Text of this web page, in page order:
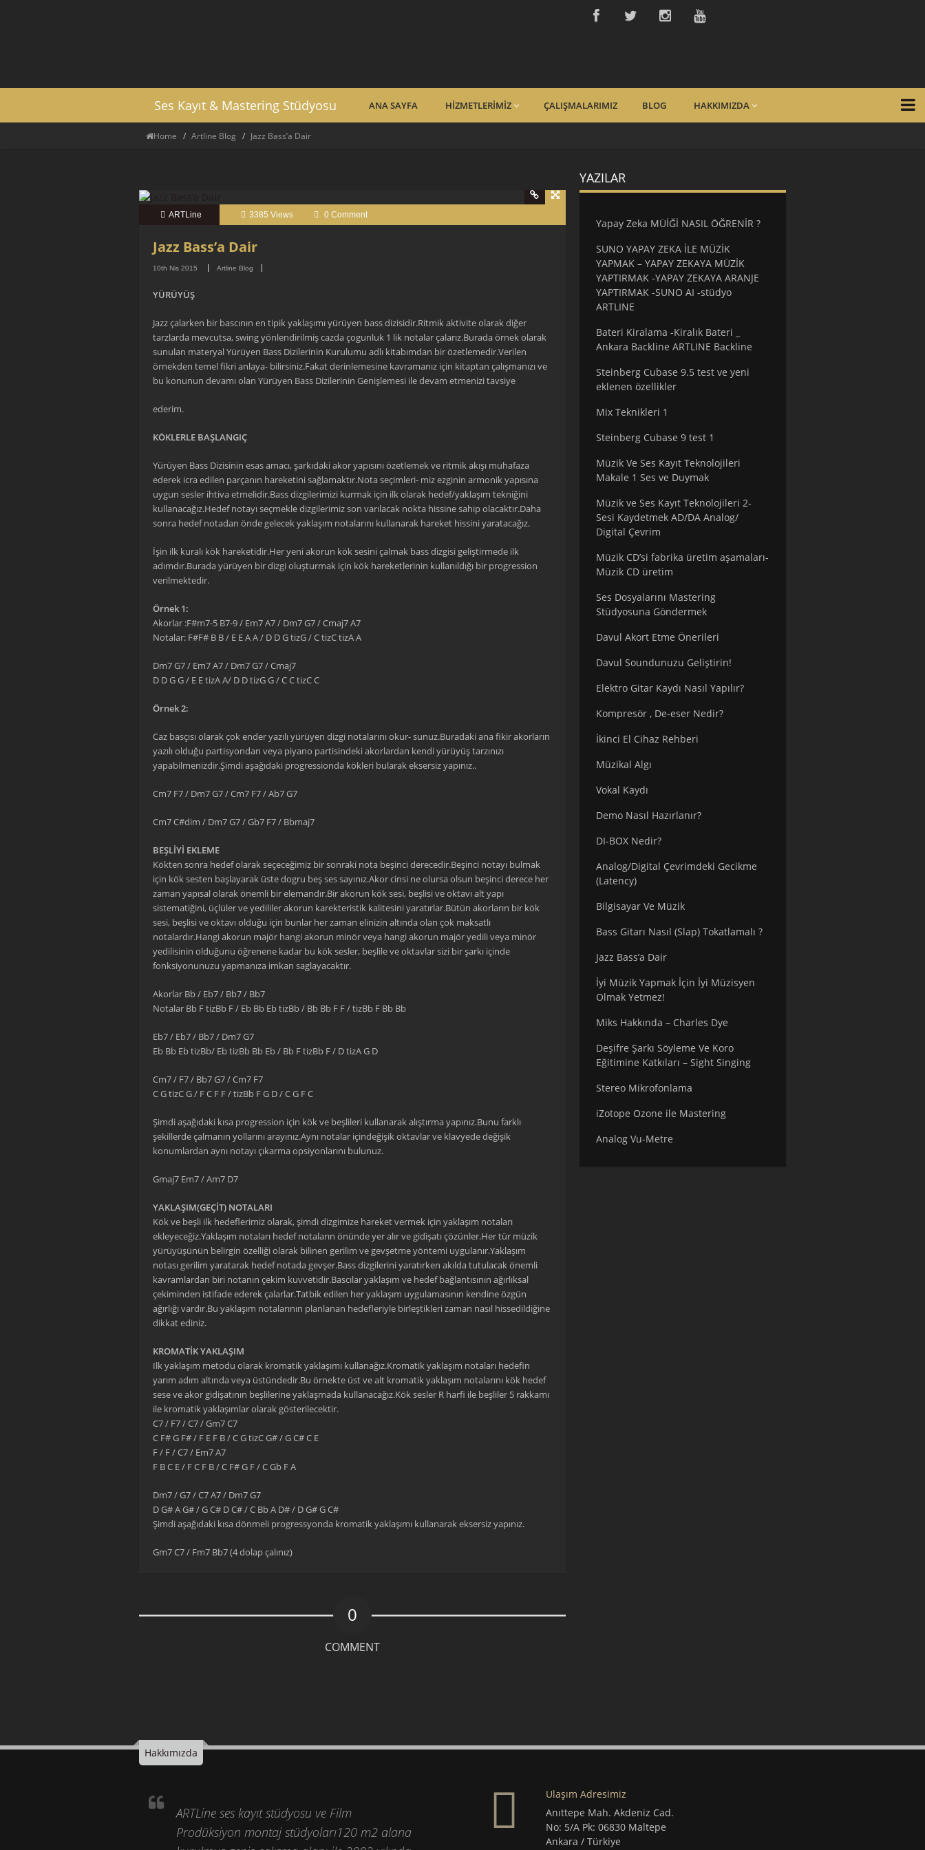
Ses Kayıt & Mastering Stüdyosu ANA SAYFA HIZMETLERIMIZ ÇALIŞMALARIMIZ BLOG HAKKIMIZDA
Home Artline Blog Jazz Bass’a Dair
ARTLine 3385 Views 0 Comment
Jazz Bass’a Dair
10th Nis 2015 Artline Blog
YÜRÜYÜŞ
Jazz çalarken bir bascının en tipik yaklaşımı yürüyen bass dizisidir.Ritmik aktivite olarak diğer
tarzlarda mevcutsa, swing yönlendirilmiş cazda çogunluk 1 lik notalar çalarız.Burada örnek olarak
sunulan materyal Yürüyen Bass Dizilerinin Kurulumu adlı kitabımdan bir özetlemedir.Verilen
örnekden temel fikri anlaya- bilirsiniz.Fakat derinlemesine kavramanız için kitaptan çalışmanızı ve
bu konunun devamı olan Yürüyen Bass Dizilerinin Genişlemesi ile devam etmenizi tavsiye
ederim.
KÖKLERLE BAŞLANGIÇ
Yürüyen Bass Dizisinin esas amacı, şarkıdaki akor yapısını özetlemek ve ritmik akışı muhafaza
ederek icra edilen parçanın hareketini sağlamaktır.Nota seçimleri- miz ezginin armonik yapısına
uygun sesler ihtiva etmelidir.Bass dizgilerimizi kurmak için ilk olarak hedef/yaklaşım tekniğini
kullanacağız.Hedef notayı seçmekle dizgilerimiz son varılacak nokta hissine sahip olacaktır.Daha
sonra hedef notadan önde gelecek yaklaşım notalarını kullanarak hareket hissini yaratacağız.
İşin ilk kuralı kök hareketidir.Her yeni akorun kök sesini çalmak bass dizgisi geliştirmede ilk
adımdır.Burada yürüyen bir dizgi oluşturmak için kök hareketlerinin kullanıldığı bir progression
verilmektedir.
Örnek 1:
Akorlar :F#m7-5 B7-9 / Em7 A7 / Dm7 G7 / Cmaj7 A7
Notalar: F#F# B B / E E A A / D D G tizG / C tizC tizA A
Dm7 G7 / Em7 A7 / Dm7 G7 / Cmaj7
D D G G / E E tizA A/ D D tizG G / C C tizC C
Örnek 2:
Caz basçısı olarak çok ender yazılı yürüyen dizgi notalarını okur- sunuz.Buradaki ana fikir akorların
yazılı olduğu partisyondan veya piyano partisindeki akorlardan kendi yürüyüş tarzınızı
yapabilmenizdir.Şimdi aşağıdaki progressionda kökleri bularak eksersiz yapınız..
Cm7 F7 / Dm7 G7 / Cm7 F7 / Ab7 G7
Cm7 C#dim / Dm7 G7 / Gb7 F7 / Bbmaj7
BEŞLİYİ EKLEME
Kökten sonra hedef olarak seçeceğimiz bir sonraki nota beşinci derecedir.Beşinci notayı bulmak
için kök sesten başlayarak üste dogru beş ses sayınız.Akor cinsi ne olursa olsun beşinci derece her
zaman yapısal olarak önemli bir elemandır.Bir akorun kök sesi, beşlisi ve oktavı alt yapı
sistematiğini, üçlüler ve yedililer akorun karekteristik kalitesini yaratırlar.Bütün akorların bir kök
sesi, beşlisi ve oktavı olduğu için bunlar her zaman elinizin altında olan çok maksatlı
notalardır.Hangi akorun majör hangi akorun minör veya hangi akorun majör yedili veya minör
yedilisinin olduğunu öğrenene kadar bu kök sesler, beşlile ve oktavlar sizi bir şarkı içinde
fonksiyonunuzu yapmanıza imkan saglayacaktır.
Akorlar Bb / Eb7 / Bb7 / Bb7
Notalar Bb F tizBb F / Eb Bb Eb tizBb / Bb Bb F F / tizBb F Bb Bb
Eb7 / Eb7 / Bb7 / Dm7 G7
Eb Bb Eb tizBb/ Eb tizBb Bb Eb / Bb F tizBb F / D tizA G D
Cm7 / F7 / Bb7 G7 / Cm7 F7
C G tizC G / F C F F / tizBb F G D / C G F C
Şimdi aşağıdaki kısa progression için kök ve beşlileri kullanarak alıştırma yapınız.Bunu farklı
şekillerde çalmanın yollarını arayınız.Aynı notalar içindeğişik oktavlar ve klavyede değişik
konumlardan aynı notayı çıkarma opsiyonlarını bulunuz.
Gmaj7 Em7 / Am7 D7
YAKLAŞIM(GEÇİT) NOTALARI
Kök ve beşli ilk hedeflerimiz olarak, şimdi dizgimize hareket vermek için yaklaşım notaları
ekleyeceğiz.Yaklaşım notaları hedef notaların önünde yer alır ve gidişatı çözünler.Her tür müzik
yürüyüşünün belirgin özelliği olarak bilinen gerilim ve gevşetme yöntemi uygulanır.Yaklaşım
notası gerilim yaratarak hedef notada gevşer.Bass dizgilerini yaratırken akılda tutulacak önemli
kavramlardan biri notanın çekim kuvvetidir.Bascılar yaklaşım ve hedef bağlantısının ağırlıksal
çekiminden istifade ederek çalarlar.Tatbik edilen her yaklaşım uygulamasının kendine özgün
ağırlığı vardır.Bu yaklaşım notalarının planlanan hedefleriyle birleştikleri zaman nasıl hissedildiğine
dikkat ediniz.
KROMATİK YAKLAŞIM
Ilk yaklaşım metodu olarak kromatik yaklaşımı kullanağız.Kromatik yaklaşım notaları hedefin
yarım adım altında veya üstündedir.Bu örnekte üst ve alt kromatik yaklaşım notalarını kök hedef
sese ve akor gidişatının beşlilerine yaklaşmada kullanacağız.Kök sesler R harfi ile beşliler 5 rakkamı
ile kromatik yaklaşımlar olarak gösterilecektir.
C7 / F7 / C7 / Gm7 C7
C F# G F# / F E F B / C G tizC G# / G C# C E
F / F / C7 / Em7 A7
F B C E / F C F B / C F# G F / C Gb F A
Dm7 / G7 / C7 A7 / Dm7 G7
D G# A G# / G C# D C# / C Bb A D# / D G# G C#
Şimdi aşağıdaki kısa dönmeli progressyonda kromatik yaklaşımı kullanarak eksersiz yapınız.
Gm7 C7 / Fm7 Bb7 (4 dolap çalınız)
0
COMMENT
YAZILAR
Yapay Zeka MÜİĞİ NASIL ÖĞRENİR ?
SUNO YAPAY ZEKA İLE MÜZİK
YAPMAK – YAPAY ZEKAYA MÜZİK
YAPTIRMAK -YAPAY ZEKAYA ARANJE
YAPTIRMAK -SUNO AI -stüdyo
ARTLINE
Bateri Kiralama -Kiralık Bateri _
Ankara Backline ARTLINE Backline
Steinberg Cubase 9.5 test ve yeni
eklenen özellikler
Mix Teknikleri 1
Steinberg Cubase 9 test 1
Müzik Ve Ses Kayıt Teknolojileri
Makale 1 Ses ve Duymak
Müzik ve Ses Kayıt Teknolojileri 2-
Sesi Kaydetmek AD/DA Analog/
Digital Çevrim
Müzik CD’si fabrika üretim aşamaları-
Müzik CD üretim
Ses Dosyalarını Mastering
Stüdyosuna Göndermek
Davul Akort Etme Önerileri
Davul Soundunuzu Geliştirin!
Elektro Gitar Kaydı Nasıl Yapılır?
Kompresör , De-eser Nedir?
İkinci El Cihaz Rehberi
Müzikal Algı
Vokal Kaydı
Demo Nasıl Hazırlanır?
DI-BOX Nedir?
Analog/Digital Çevrimdeki Gecikme
(Latency)
Bilgisayar Ve Müzik
Bass Gitarı Nasıl (Slap) Tokatlamalı ?
Jazz Bass’a Dair
İyi Müzik Yapmak İçin İyi Müzisyen
Olmak Yetmez!
Miks Hakkında – Charles Dye
Deşifre Şarkı Söyleme Ve Koro
Eğitimine Katkıları – Sight Singing
Stereo Mikrofonlama
iZotope Ozone ile Mastering
Analog Vu-Metre
Hakkımızda
ARTLine ses kayıt stüdyosu ve Film
Prodüksiyon montaj stüdyoları120 m2 alana
Ulaşım Adresimiz
Anıttepe Mah. Akdeniz Cad.
No: 5/A Pk: 06830 Maltepe
Ankara / Türkiye